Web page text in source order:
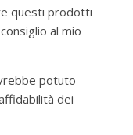
questi prodotti
al mio
potuto
dei